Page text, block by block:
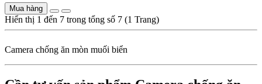
Mua hàng
Hiển thị 1 đến 7 trong tổng số 7 (1 Trang)
Camera chống ăn mòn muối biển